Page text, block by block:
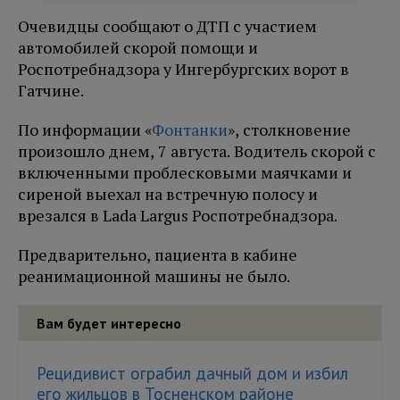
Очевидцы сообщают о ДТП с участием
автомобилей скорой помощи и
Роспотребнадзора у Ингербургских ворот в
Гатчине.
По информации «Фонтанки», столкновение
произошло днем, 7 августа. Водитель скорой с
включенными проблесковыми маячками и
сиреной выехал на встречную полосу и
врезался в Lada Largus Роспотребнадзора.
Предварительно, пациента в кабине
реанимационной машины не было.
Вам будет интересно
Рецидивист ограбил дачный дом и избил
его жильцов в Тосненском районе